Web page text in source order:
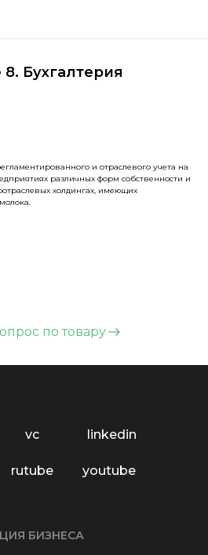
Бухгалтерия
и отраслевого учета на
различных форм собственности и
холдингах, имеющих
по товару
vc linkedin
rutube youtube
БИЗНЕСА